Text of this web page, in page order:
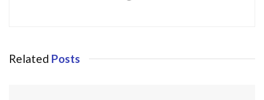
Related Posts